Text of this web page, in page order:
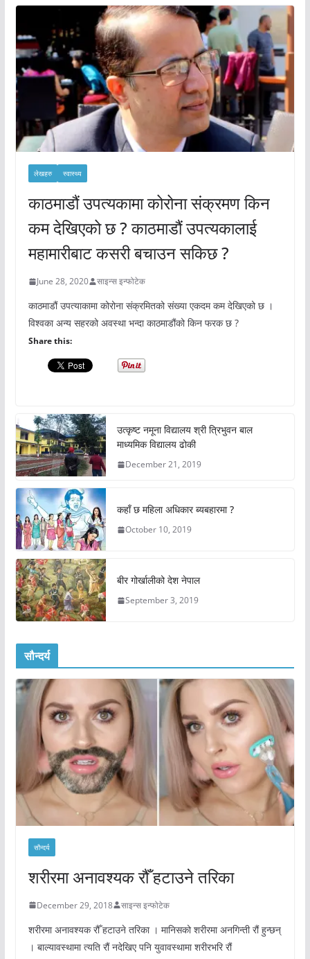
लेखहरु स्वास्थ्य
काठमाडौं उपत्यकामा कोरोना संक्रमण किन
कम देखिएको छ ? काठमाडौं उपत्यकालाई
महामारीबाट कसरी बचाउन सकिछ ?
June 28, 2020 साइन्स इन्फोटेक
काठमाडौं उपत्याकामा कोरोना संक्रमितको संख्या एकदम कम देखिएको छ ।
विश्वका अन्य सहरको अवस्था भन्दा काठमाडौंको किन फरक छ ?
Share this:
उत्कृष्ट नमूना विद्यालय श्री त्रिभुवन बाल
माध्यमिक विद्यालय ढोकी
December 21, 2019
कहाँ छ महिला अधिकार ब्यबहारमा ?
October 10, 2019
बीर गोर्खालीको देश नेपाल
September 3, 2019
सौन्दर्य
सौन्दर्य
शरीरमा अनावश्यक रौँ हटाउने तरिका
December 29, 2018 साइन्स इन्फोटेक
शरीरमा अनावश्यक रौँ हटाउने तरिका । मानिसको शरीरमा अनगिन्ती रौं हुन्छन्
। बाल्यावस्थामा त्यति रौं नदेखिए पनि युवावस्थामा शरीरभरि रौं